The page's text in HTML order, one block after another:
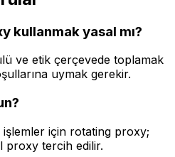
kullanmak yasal mı?
ve etik çerçevede toplamak
uymak gerekir.
için rotating proxy;
proxy tercih edilir.